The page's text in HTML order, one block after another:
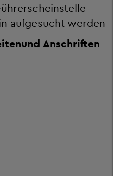
aufgesucht werden
und Anschriften